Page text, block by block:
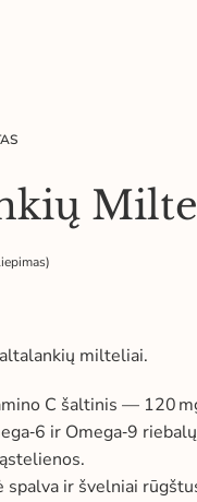
milteliai.
C šaltinis — 120
ir Omega‑9
spalva ir švelniai